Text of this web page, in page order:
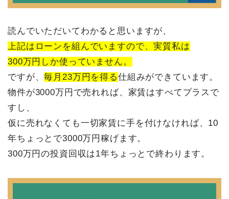
読んでいただいてわかると思いますが、
上記はローンを組んでいますので、実質私は
300万円しか使っていません。
ですが、毎月23万円を得る仕組みができています。
物件が3000万円で売れれば、家賃はすべてプラスで
すし、
仮に売れなくても一切家賃に手を付けなければ、10
年ちょっとで3000万円稼げます。
300万円の投資回収は1年ちょっとで終わります。